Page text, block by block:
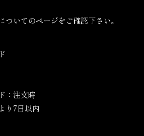
ついてのページをご確認下さい。
：注文時
り7日以内